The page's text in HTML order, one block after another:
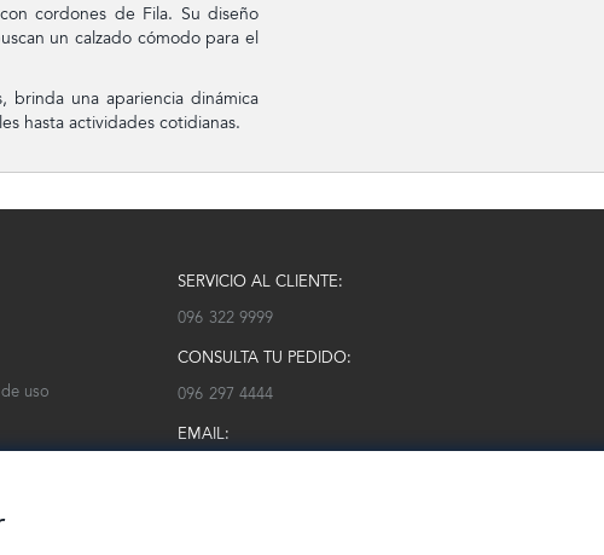
cordones de Fila. Su diseño
un calzado cómodo para el
brinda una apariencia dinámica
hasta actividades cotidianas.
uso
SERVICIO AL CLIENTE:
096 322 9999
CONSULTA TU PEDIDO:
096 297 4444
EMAIL: